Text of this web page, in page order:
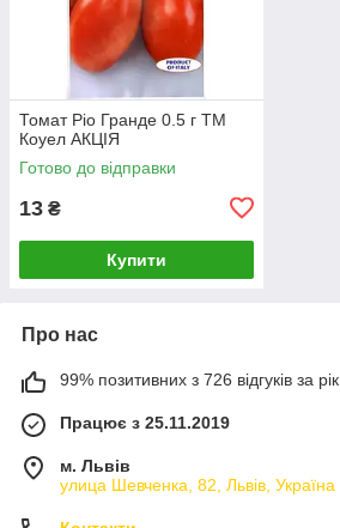
Томат Ріо Гранде 0.5 г ТМ
Коуел АКЦІЯ
Готово до відправки
13 ₴
Купити
Про нас
99% позитивних з 726 відгуків за рік
Працює з 25.11.2019
м. Львів
улица Шевченка, 82, Львів, Україна